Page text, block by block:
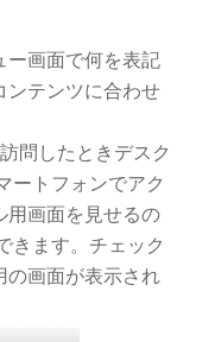
ー画面で何を表記
ンテンツに合わせ
問したときデスク
ートフォンでアク
用画面を見せるの
きます。チェック
の画面が表示され